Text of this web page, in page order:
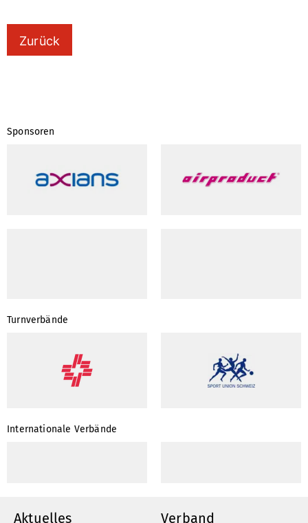
Zurück
Sponsoren
Turnverbände
Internationale Verbände
Aktuelles Verband